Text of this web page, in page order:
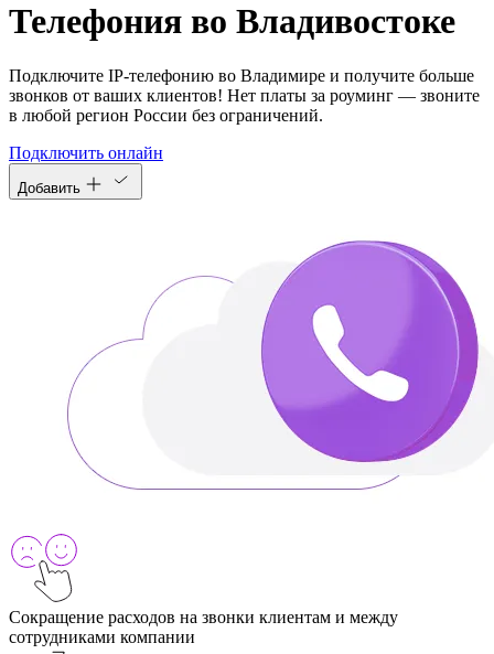
Телефония во Владивостоке
Подключите IP-телефонию во Владимире и получите больше
звонков от ваших клиентов! Нет платы за роуминг — звоните
в любой регион России без ограничений.
Подключить онлайн
Добавить
Сокращение расходов на звонки клиентам и между
сотрудниками компании